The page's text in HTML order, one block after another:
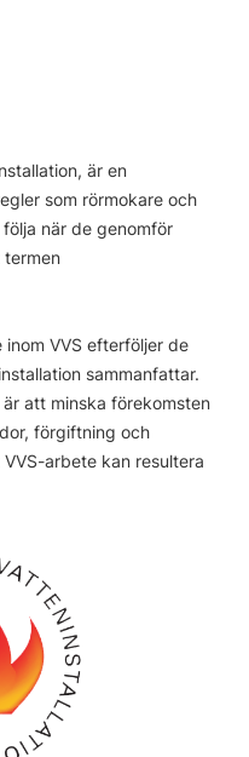
är en
som rörmokare och
när de genomför
termen
VVS efterföljer de
sammanfattar.
att minska förekomsten
förgiftning och
arbete kan resultera